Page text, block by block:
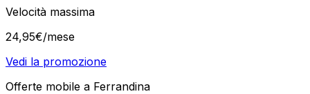
Velocità massima
24,95€/mese
Vedi la promozione
Offerte mobile a Ferrandina